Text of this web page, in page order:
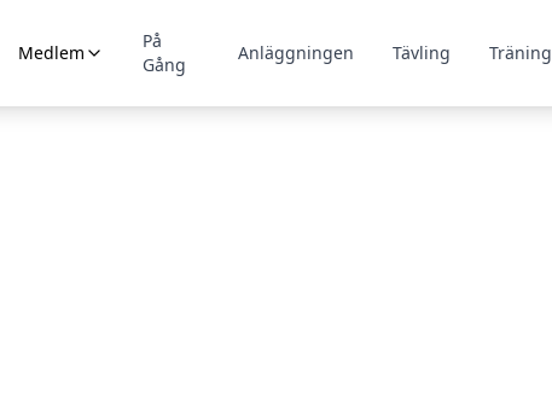
Medlem
På
Gång
Anläggningen Tävling Träning